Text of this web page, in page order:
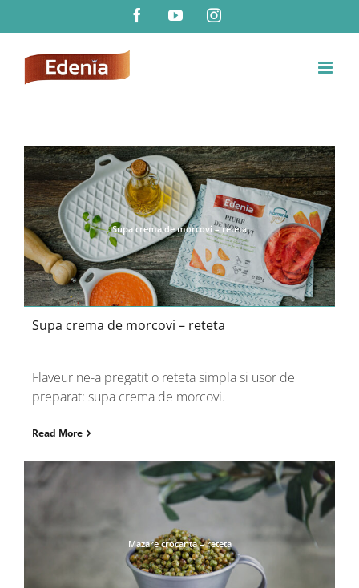
FacebookYouTubeInstagram
Supa crema de morcovi – reteta
Supa crema de morcovi – reteta
Flaveur ne-a pregatit o reteta simpla si usor de
preparat: supa crema de morcovi.
Read More
Mazare crocanta – reteta